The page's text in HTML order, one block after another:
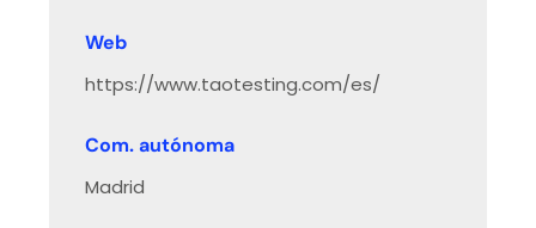
Web
https://www.taotesting.com/es/
Com. autónoma
Madrid